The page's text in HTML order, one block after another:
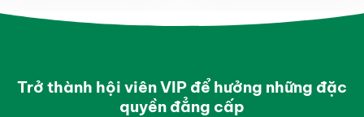
Trở thành hội viên VIP để hưởng những đặc
quyền đẳng cấp